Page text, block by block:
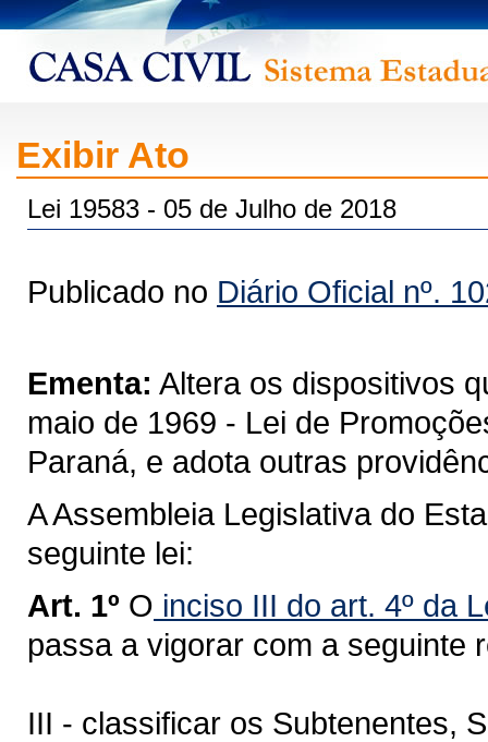
Exibir Ato
Lei 19583 - 05 de Julho de 2018
Publicado no Diário Oficial nº.
Ementa: Altera os dispositivos
maio de 1969 - Lei de
Paraná, e adota outras
A Assembleia Legislativa do
seguinte lei:
Art. 1º O inciso III do art. 4º da
passa a vigorar com a seguinte
III - classificar os Subtenentes,